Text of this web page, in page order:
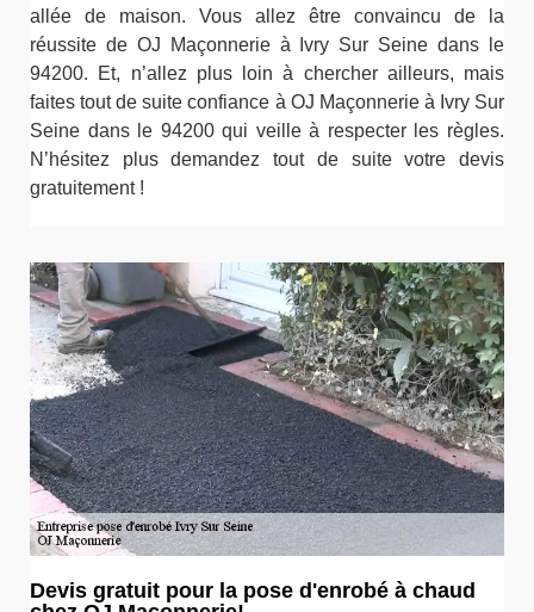
allée de maison. Vous allez être convaincu de la
réussite de OJ Maçonnerie à Ivry Sur Seine dans le
94200. Et, n’allez plus loin à chercher ailleurs, mais
faites tout de suite confiance à OJ Maçonnerie à Ivry Sur
Seine dans le 94200 qui veille à respecter les règles.
N’hésitez plus demandez tout de suite votre devis
gratuitement !
Devis gratuit pour la pose d'enrobé à chaud